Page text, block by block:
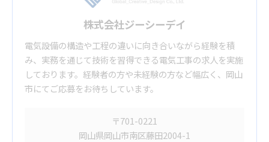
株式会社ジーシーデイ
電気設備の構造や工程の違いに向き合いながら経験を積
み、実務を通じて技術を習得できる電気工事の求人を実施
しております。経験者の方や未経験の方など幅広く、岡山
市にてご応募をお待ちしています。
〒701-0221
岡山県岡山市南区藤田2004-1